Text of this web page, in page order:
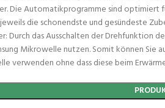
Die Automatikprogramme sind optimiert
die schonendste und gesündeste
Durch das Ausschalten der Drehfunktion
Mikrowelle nutzen. Somit können
verwenden ohne dass diese beim